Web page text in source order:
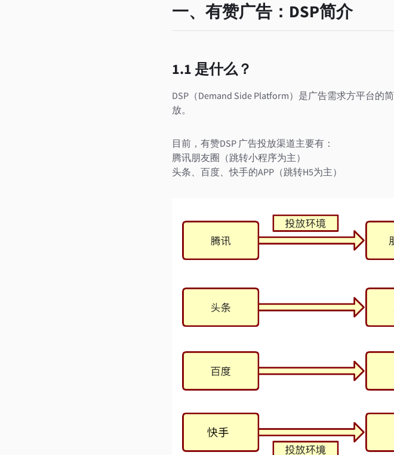
一、有赞广告：DSP简介
1.1 是什么？
DSP（Demand Side Platform）是广告需求⽅平台
放。
目前，有赞DSP 广告投放渠道主要有：
腾讯朋友圈（跳转小程序为主）
头条、百度、快手的APP（跳转H5为主）